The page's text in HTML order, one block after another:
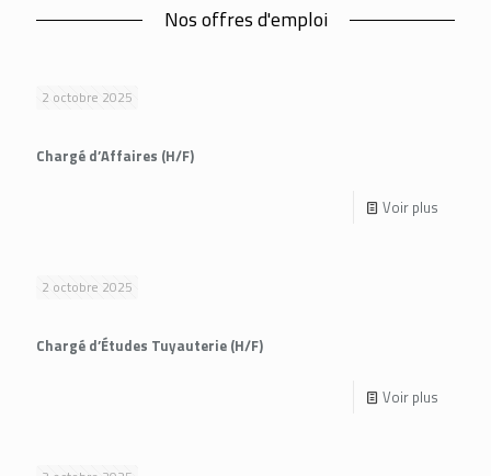
Nos offres d'emploi
2 octobre 2025
Chargé d’Affaires (H/F)
Voir plus
2 octobre 2025
Chargé d’Études Tuyauterie (H/F)
Voir plus